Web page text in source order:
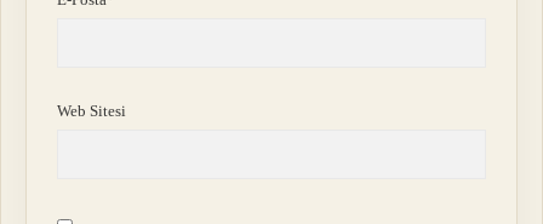
Web Sitesi